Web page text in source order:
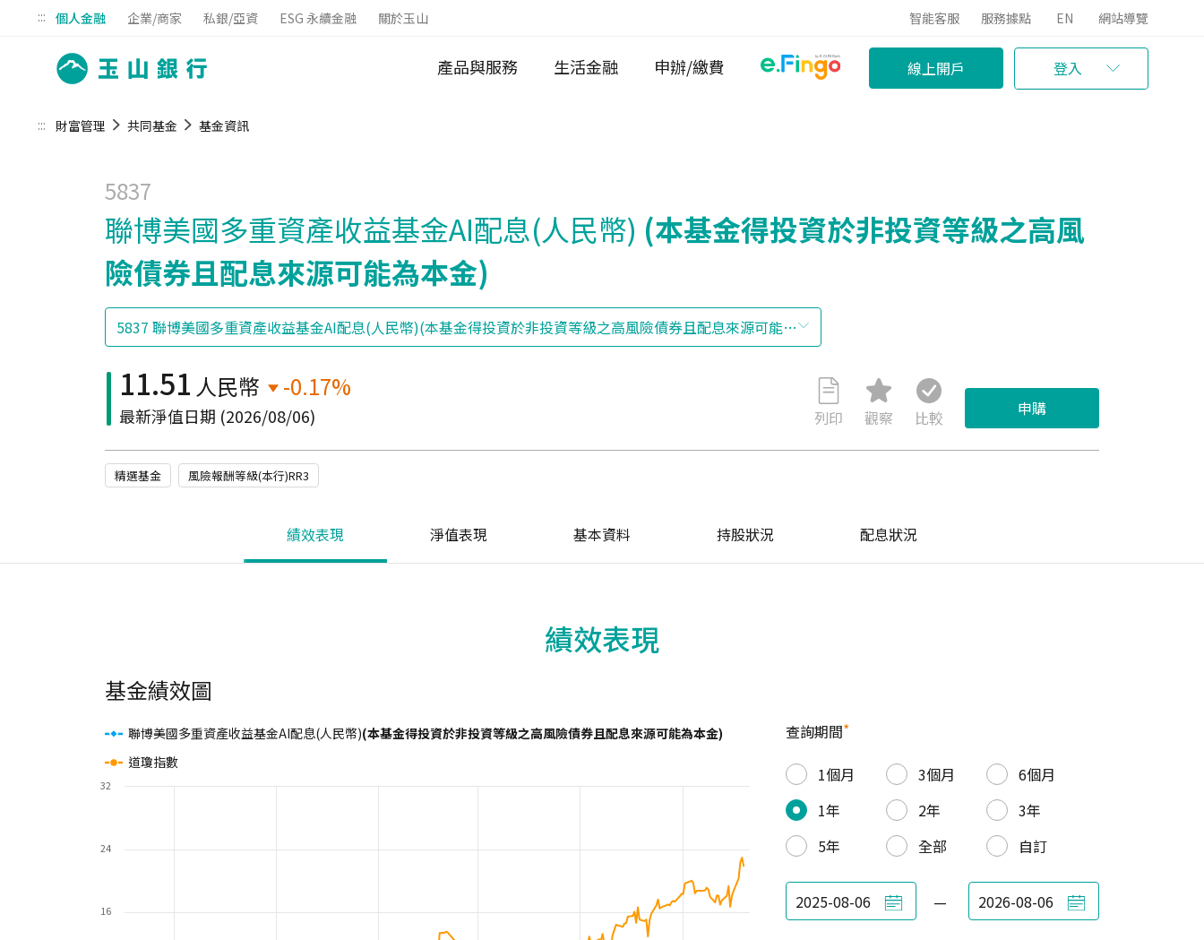
::: 個人金融 企業/商家 私銀/亞資 ESG 永續金融 關於玉山 智能客服 服務據點 EN 網站導覽
產品與服務 生活金融 申辦/繳費 線上開戶 登入
財富管理 共同基金 基金資訊
:::
5837
聯博美國多重資產收益基金AI配息(人民幣) (本基金得投資於非投資等級之高風
險債券且配息來源可能為本金)
11.51 人民幣 -0.17%
最新淨值日期 (2026/08/06) 列印 觀察 比較 申購
精選基金 風險報酬等級(本行)RR3
績效表現 淨值表現 基本資料 持股狀況 配息狀況
績效表現
基金績效圖
聯博美國多重資產收益基金AI配息(人民幣)(本基金得投資於非投資等級之高風險債券且配息來源可能為本金)
道瓊指數
16
24
32
查詢期間*
1個月 3個月
6個月
1年
2年
3年
5年
全部 自訂
—